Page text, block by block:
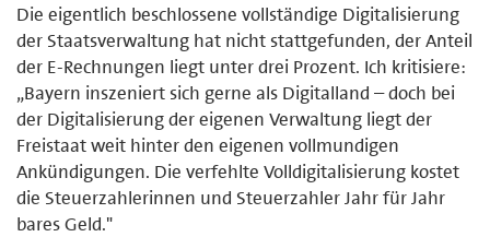
Die eigentlich beschlossene vollständige Digitalisierung
der Staatsverwaltung hat nicht stattgefunden, der Anteil
der E-Rechnungen liegt unter drei Prozent. Ich kritisiere:
„Bayern inszeniert sich gerne als Digitalland – doch bei
der Digitalisierung der eigenen Verwaltung liegt der
Freistaat weit hinter den eigenen vollmundigen
Ankündigungen. Die verfehlte Volldigitalisierung kostet
die Steuerzahlerinnen und Steuerzahler Jahr für Jahr
bares Geld."